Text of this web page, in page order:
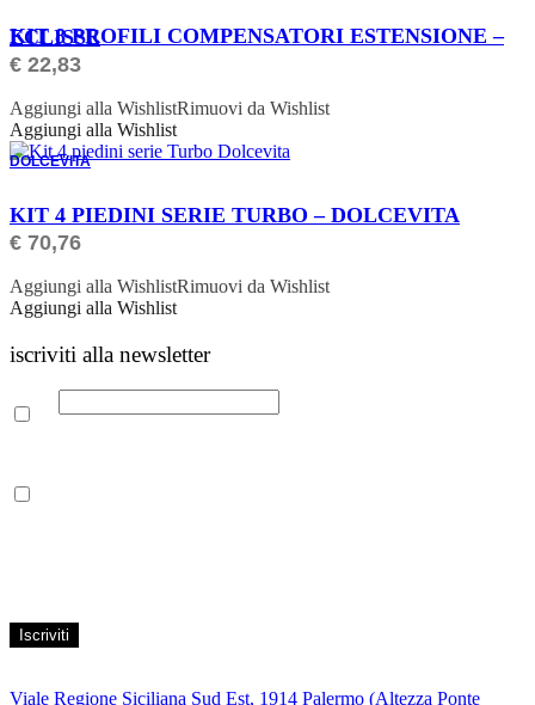
ORDINABILE
KIT 8 PROFILI COMPENSATORI ESTENSIONE – ECLISSE
€ 22,83
Aggiungi alla WishlistRimuovi da Wishlist
Aggiungi alla Wishlist
DOLCEVITA
ORDINABILE
KIT 4 PIEDINI SERIE TURBO – DOLCEVITA
€ 70,76
Aggiungi alla WishlistRimuovi da Wishlist
Aggiungi alla Wishlist
iscriviti alla newsletter
Email
Viale Regione Siciliana Sud Est, 1914 Palermo (Altezza Ponte